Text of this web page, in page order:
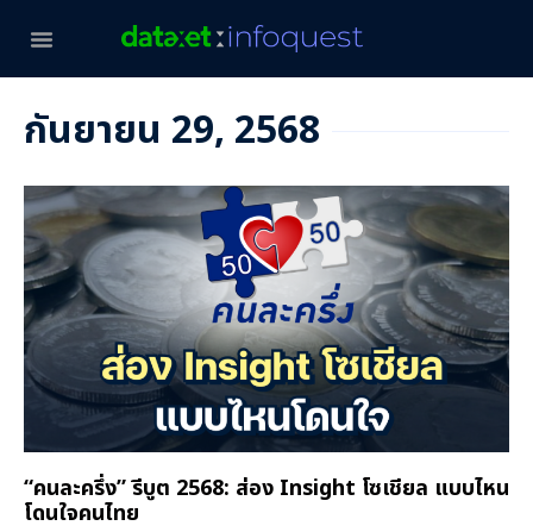
กันยายน 29, 2568
“คนละครึ่ง” รีบูต 2568: ส่อง Insight โซเชียล แบบไหน
โดนใจคนไทย